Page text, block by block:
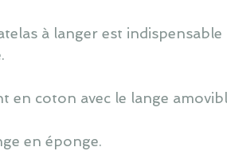
à langer est
en coton avec le lange
en éponge.